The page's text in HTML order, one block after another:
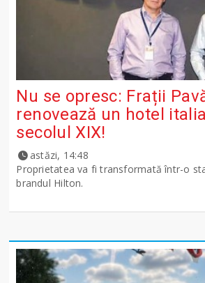
Nu se opresc: Frații
renovează un hotel
secolul XIX!
astăzi, 14:48
Proprietatea va fi transformată într-o
brandul Hilton.